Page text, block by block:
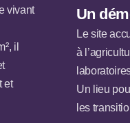
vivant
il
et
Un
Le site
à
Un lieu
les